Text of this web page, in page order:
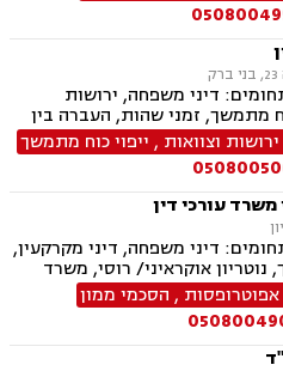
ילדים, זמני שהות, ניכור הורי,
גישור
דיני משפחה, ירושות
מתמשך, זמני שהות, העברה בין
הורות חד מינית, גישור
ליווי עסקי, דיני חוזים,
הורי, מזונות, הסכמי ממון,
חטיפת ילדים, זכיינות,
ירושות וצוואות , ייפוי כוח מתמשך
משרד עורכי דין
דיני משפחה, דיני מקרקעין,
נוטריון אוקראיני/ רוסי, משרד
מומחים לדין הזראפוטרופסות , הסכמי ממון